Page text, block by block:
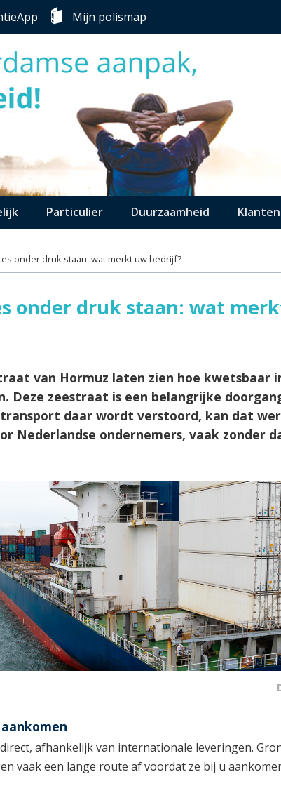
Mijn polismap
Particulier Duurzaamheid
onder druk staan: wat merkt uw bedrijf?
onder druk staan: wat
van Hormuz laten zien hoe kwetsbaar
Deze zeestraat is een belangrijke
daar wordt verstoord, kan dat
Nederlandse ondernemers, vaak zonder
afhankelijk van internationale leveringen.
vaak een lange route af voordat ze bij u